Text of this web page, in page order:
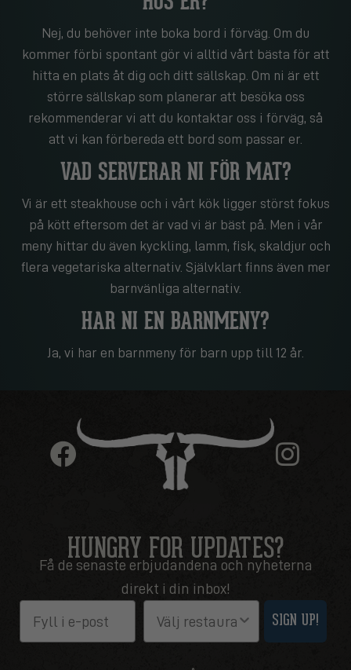
Nej, du behöver inte boka bord i förväg. Om du
kommer förbi spontant gör vi alltid vårt bästa för att
hitta en plats åt dig och ditt sällskap. Om ni är ett
större sällskap som planerar att besöka oss
rekommenderar vi att du kontaktar oss i förväg, så
att vi kan förbereda ett bord som passar er.
VAD SERVERAR NI FÖR MAT?
Vi är ett steakhouse och i vårt kök ligger störst fokus
på kött eftersom det är vad vi är bäst på. Men i vår
meny hittar du även kyckling, lamm, fisk, skaldjur och
flera vegetariska alternativ. Självklart finns även mer
barnvänliga alternativ.
HAR NI EN BARNMENY?
Ja, vi har en barnmeny för barn upp till 12 år.
HUNGRY FOR UPDATES?
Få de senaste erbjudandena och nyheterna
direkt i din inbox!
SIGN UP!